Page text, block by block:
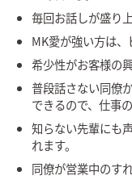
毎回お話しが盛り
MK愛が強い方は、
希少性がお客様の
普段話さない同僚
できるので、仕事
知らない先輩にも
れます。
同僚が営業中のす